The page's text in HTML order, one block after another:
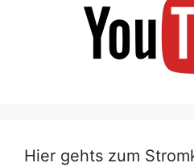
Hier gehts zum